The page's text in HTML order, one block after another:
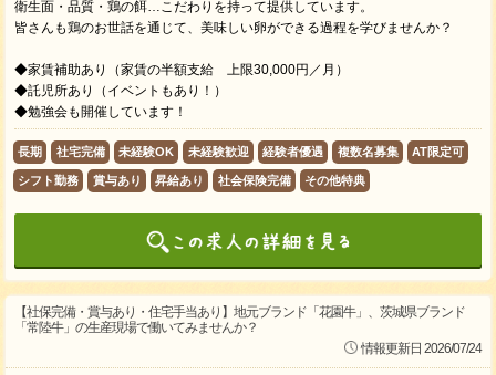
衛生面・品質・鶏の餌…こだわりを持って提供しています。
皆さんも鶏のお世話を通じて、美味しい卵ができる過程を学びませんか？
◆家賃補助あり（家賃の半額支給 上限30,000円／月）
◆託児所あり（イベントもあり！）
◆勉強会も開催しています！
長期 社宅完備 未経験OK 未経験歓迎 経験者優遇 複数名募集 AT限定可
シフト勤務 賞与あり 昇給あり 社会保険完備 その他特典
【社保完備・賞与あり・住宅手当あり】地元ブランド「花園牛」、茨城県ブランド
「常陸牛」の生産現場で働いてみませんか？
情報更新日 2026/07/24